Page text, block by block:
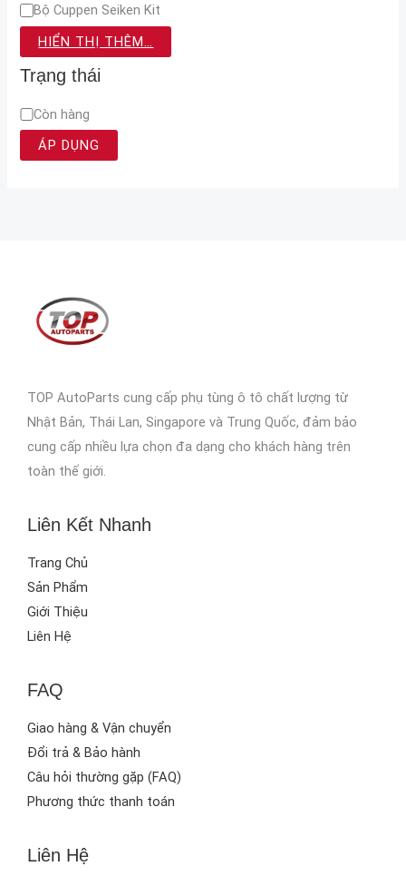
Bộ Cuppen Seiken Kit
HIỂN THỊ THÊM…
Trạng thái
Còn hàng
ÁP DỤNG
TOP AutoParts cung cấp phụ tùng ô tô chất lượng từ
Nhật Bản, Thái Lan, Singapore và Trung Quốc, đảm bảo
cung cấp nhiều lựa chọn đa dạng cho khách hàng trên
toàn thế giới.
Liên Kết Nhanh
Trang Chủ
Sản Phẩm
Giới Thiệu
Liên Hệ
FAQ
Giao hàng & Vận chuyển
Đổi trả & Bảo hành
Câu hỏi thường gặp (FAQ)
Phương thức thanh toán
Liên Hệ